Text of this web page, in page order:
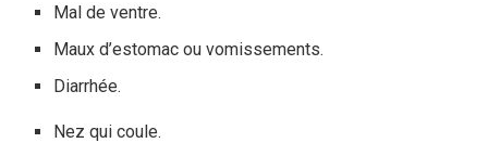
Mal de ventre.
Maux d’estomac ou vomissements.
Diarrhée.
Nez qui coule.